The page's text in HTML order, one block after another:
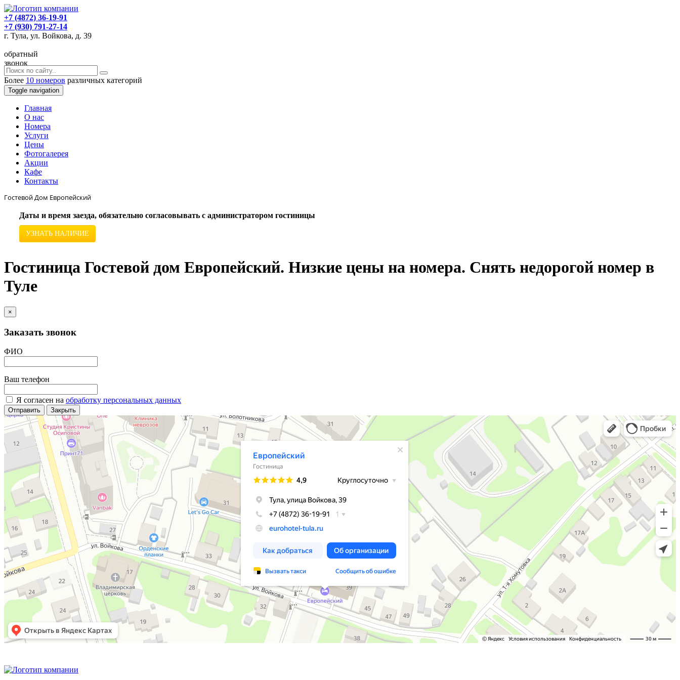
+7 (4872) 36-19-91
+7 (930) 791-27-14
г. Тула, ул. Войкова, д. 39
обратный
звонок
Более 10 номеров различных категорий
Toggle navigation
Главная
O нас
Номера
Услуги
Цены
Фотогалерея
Акции
Кафе
Контакты
Гостевой Дом Европейский
Даты и время заезда, обязательно согласовывать с администратором гостиницы
УЗНАТЬ НАЛИЧИЕ
Гостиница Гостевой дом Европейский. Низкие цены на номера. Снять недорогой номер в
Туле
×
Заказать звонок
ФИО
Ваш телефон
Я согласен на обработку персональных данных
Отправить Закрыть